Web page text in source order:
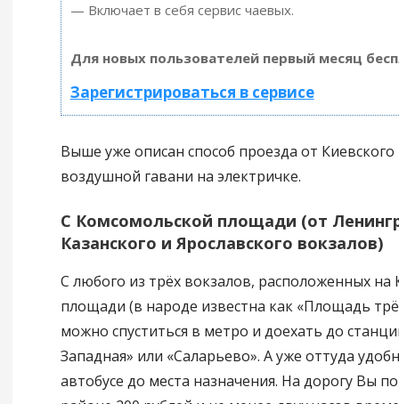
— Включает в себя сервис чаевых.
Для новых пользователей первый месяц
Зарегистрироваться в сервисе
Выше уже описан способ проезда от Киевского
воздушной гавани на электричке.
С Комсомольской площади (от
Казанского и Ярославского вокзалов)
С любого из трёх вокзалов, расположенных на
площади (в народе известна как «Площадь
можно спуститься в метро и доехать до
Западная» или «Саларьево». А уже оттуда
автобусе до места назначения. На дорогу Вы